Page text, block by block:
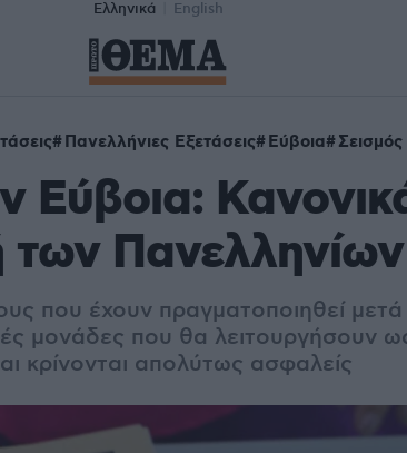
Ελληνικά English
Πανελλήνιες Εξετάσεις Εύβοια Σεισμός
Εύβοια:
των Πανελληνίων
που έχουν πραγματοποιηθεί μετά
μονάδες που θα λειτουργήσουν
κρίνονται απολύτως ασφαλείς